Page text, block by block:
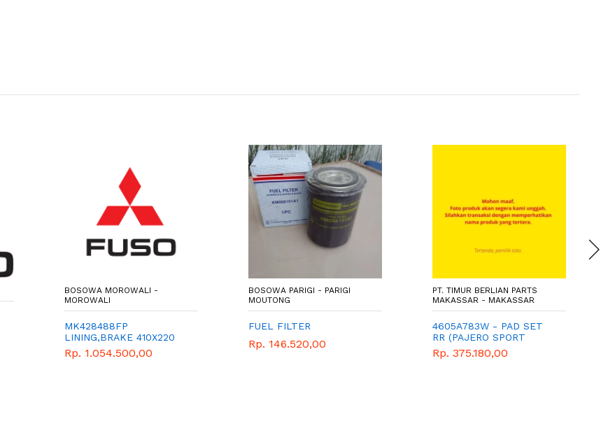
BOSOWA MOROWALI -
MOROWALI
MK428488FP
LINING,BRAKE 410X220
(A/O),RIVET
Rp. 1.054.500,00
BOSOWA PARIGI - PARIGI
MOUTONG
FUEL FILTER
Rp. 146.520,00
PT. TIMUR BERLIAN PARTS
MAKASSAR - MAKASSAR
4605A783W - PAD SET
RR (PAJERO SPORT
DAKAR CR45/QXD) - WIMA
TIGA BERLIAN - GENUINE
Rp. 375.180,00